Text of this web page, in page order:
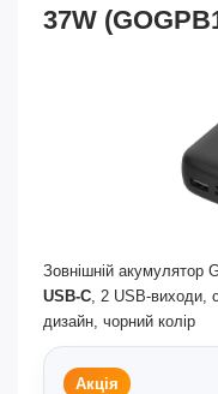
37W
Зовнішній акумулятор
USB-C , 2 USB-виходи,
дизайн, чорний колір
Акція